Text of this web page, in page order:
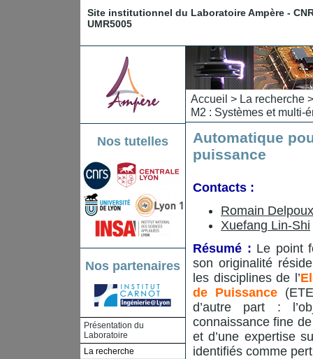
Site institutionnel du Laboratoire Ampère -
UMR5005
Nos tutelles
Nos partenaires
Présentation du
Laboratoire
La recherche
Accueil > La recherche
M2 : Systèmes et multi-
Automatique
puissance
Contacts :
Romain Delpoux
Xuefang Lin-Shi
Résumé : Le point
son originalité
les disciplines de l’
de Puissance
d’autre part :
connaissance fine
et d’une expertise
identifiés comme